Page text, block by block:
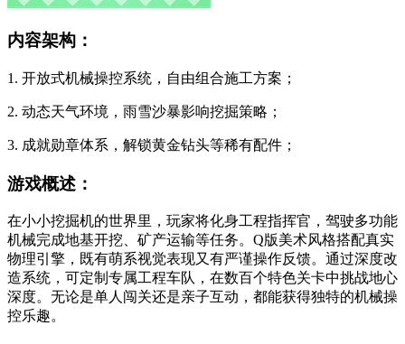
内容架构：
1. 开放式机械操控系统，自由组合施工方案；
2. 动态天气环境，雨雪沙暴影响挖掘策略；
3. 成就勋章体系，解锁黄金钻头等稀有配件；
游戏概述：
在小小挖掘机的世界里，玩家将化身工程指挥官，驾驶多功能
机械完成地基开挖、矿产运输等任务。Q版美术风格搭配真实
物理引擎，既有萌系视觉表现又有严谨操作反馈。通过深度改
造系统，可定制专属工程车队，在数百个特色关卡中挑战地心
深度。无论是单人闯关还是亲子互动，都能获得独特的机械操
控乐趣。